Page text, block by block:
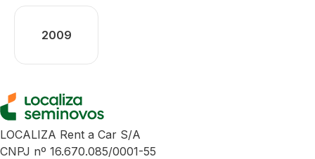
2009
LOCALIZA Rent a Car S/A
CNPJ nº 16.670.085/0001-55